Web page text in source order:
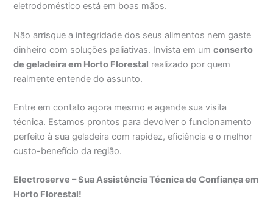
eletrodoméstico está em boas mãos.
Não arrisque a integridade dos seus alimentos nem gaste
dinheiro com soluções paliativas. Invista em umconserto
de geladeira em Horto Florestal realizado por quem
realmente entende do assunto.
Entre em contato agora mesmo e agende sua visita
técnica. Estamos prontos para devolver o funcionamento
perfeito à sua geladeira com rapidez, eficiência e o melhor
custo-benefício da região.
Electroserve – Sua Assistência Técnica de Confiança em
Horto Florestal!